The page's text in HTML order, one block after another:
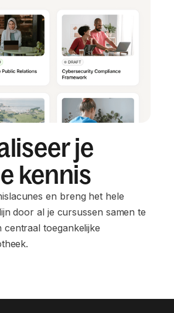
je
kennis
en breng het hele
door al je cursussen samen te
centraal toegankelijke